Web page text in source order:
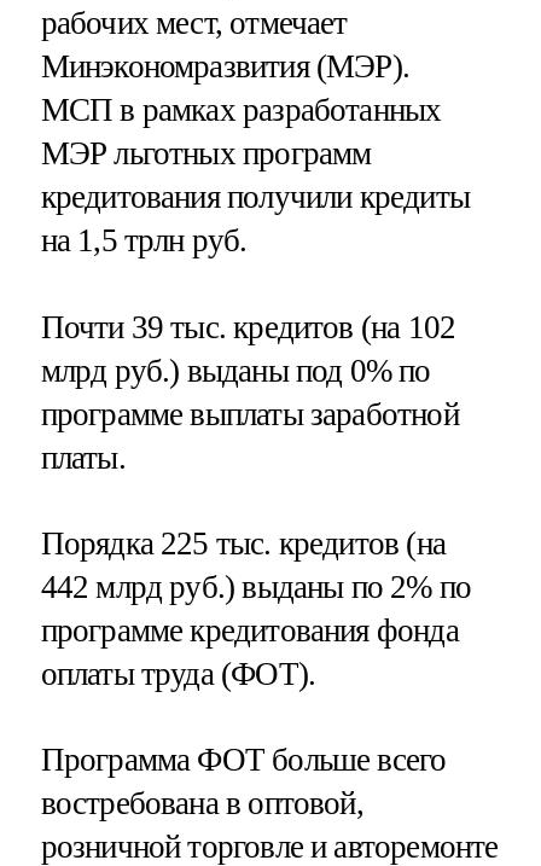
рабочих мест, отмечает
Минэкономразвития (МЭР).
МСП в рамках разработанных
МЭР льготных программ
кредитования получили кредиты
на 1,5 трлн руб.
Почти 39 тыс. кредитов (на 102
млрд руб.) выданы под 0% по
программе выплаты заработной
платы.
Порядка 225 тыс. кредитов (на
442 млрд руб.) выданы по 2% по
программе кредитования фонда
оплаты труда (ФОТ).
Программа ФОТ больше всего
востребована в оптовой,
розничной торговле и авторемонте